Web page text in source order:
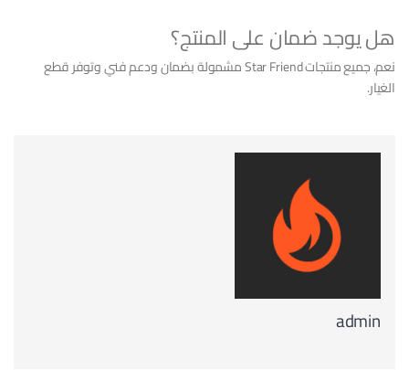
هل يوجد ضمان على المنتج؟
نعم، جميع منتجات Star Friend مشمولة بضمان ودعم فني وتوفر قطع
الغيار.
admin